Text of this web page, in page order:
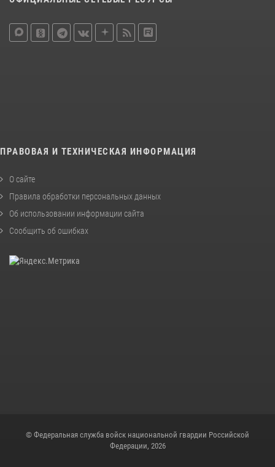
ПРАВОВАЯ И ТЕХНИЧЕСКАЯ ИНФОРМАЦИЯ
О сайте
Правила обработки персональных данных
Об использовании информации сайта
Сообщить об ошибках
© Федеральная служба войск национальной гвардии Российской
Федерации, 2026